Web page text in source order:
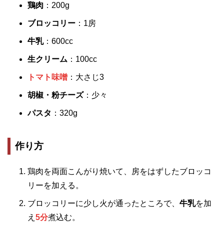
鶏肉 ：200g
ブロッコリー ：1房
牛乳：600cc
生クリーム ：100cc
トマト味噌 ：大さじ3
胡椒・粉チーズ：少々
パスタ ：320g
作り方
鶏肉を両面こんがり焼いて、房をはずしたブロッコ
リーを加える。
ブロッコリーに少し火が通ったところで、 牛乳を加
え 5分煮込む。